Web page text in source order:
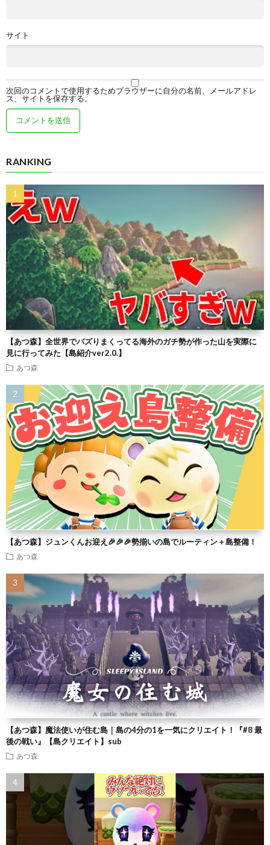
サイト
次回のコメントで使用するためブラウザーに自分の名前、メールアドレ
ス、サイトを保存する。
RANKING
【あつ森】全世界でバズりまくってる海外のガチ勢が作った山を実際に
見に行ってみた【島紹介ver2.0.】
あつ森
【あつ森】ジュンくんお迎え🎉🎉🎉勢揃いの島でルーティン＋島整備！
あつ森
【あつ森】魔法使いが住む島｜島の4分の1を一気にクリエイト！『#8 最
後の戦い』【島クリエイト】sub
あつ森